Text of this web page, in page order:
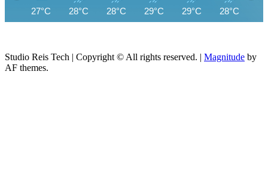
27°C 28°C 28°C 29°C 29°C 28°C
Studio Reis Tech | Copyright © All rights reserved. | Magnitude by
AF themes.